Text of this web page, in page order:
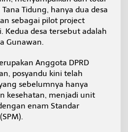
P
o
P
o
Tidung, hanya dua desa
sebagai pilot project
Kedua desa tersebut adalah
Gunawan.
Anggota DPRD
posyandu kini telah
sebelumnya hanya
kesehatan, menjadi unit
enam Standar